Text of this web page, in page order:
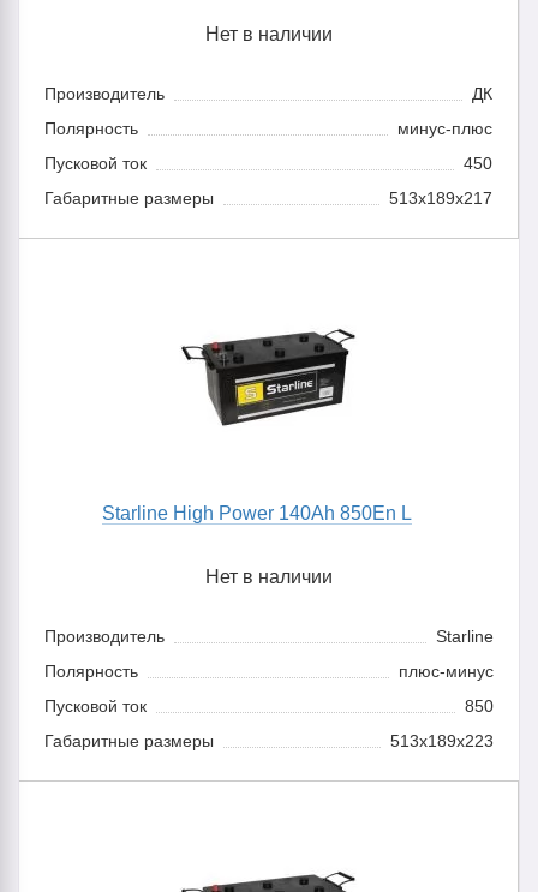
Нет в наличии
Производитель
ДК
Полярность
минус-плюс
Пусковой ток
450
Габаритные размеры
513х189х217
Starline High Power 140Ah 850En L
Нет в наличии
Производитель
Starline
Полярность
плюс-минус
Пусковой ток
850
Габаритные размеры
513x189x223